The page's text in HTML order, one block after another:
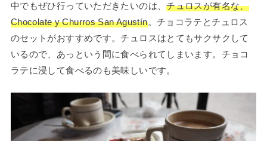
中でもぜひ行っていただきたいのは、チュロスが有名な、
Chocolate y Churros San Agustín。チョコラテとチュロス
のセットがおすすめです。チュロスはとてもサクサクして
いるので、あっという間に食べられてしまいます。チョコ
ラテに浸して食べるのも美味しいです。